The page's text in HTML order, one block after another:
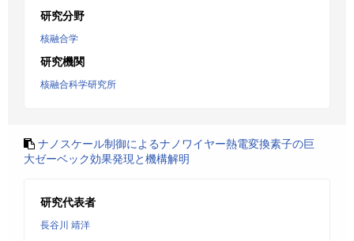
研究分野
核融合学
研究機関
核融合科学研究所
ナノスケール制御によるナノワイヤー熱電変換素子の巨
大ゼーベック効果発現と機構解明
研究代表者
長谷川 靖洋